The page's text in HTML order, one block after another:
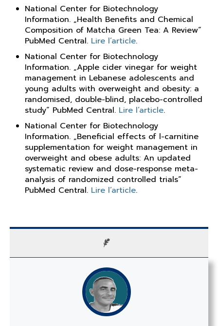
National Center for Biotechnology
Information. „Health Benefits and Chemical
Composition of Matcha Green Tea: A Review“
PubMed Central. Lire l’article.
National Center for Biotechnology
Information. „Apple cider vinegar for weight
management in Lebanese adolescents and
young adults with overweight and obesity: a
randomised, double-blind, placebo-controlled
study“ PubMed Central. Lire l’article.
National Center for Biotechnology
Information. „Beneficial effects of l-carnitine
supplementation for weight management in
overweight and obese adults: An updated
systematic review and dose-response meta-
analysis of randomized controlled trials“
PubMed Central. Lire l’article.